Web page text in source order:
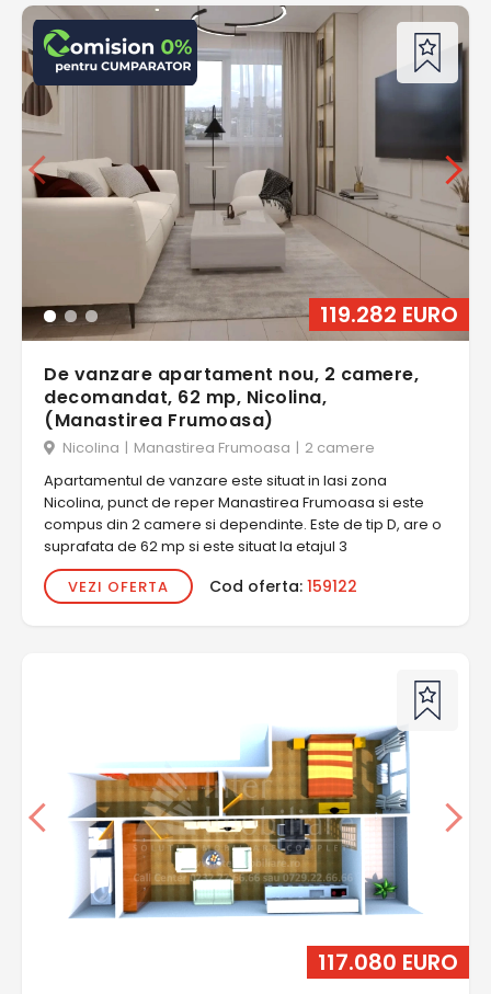
119.282 EURO
De vanzare apartament nou, 2 camere,
decomandat, 62 mp, Nicolina,
(Manastirea Frumoasa)
Nicolina | Manastirea Frumoasa | 2 camere
Apartamentul de vanzare este situat in Iasi zona
Nicolina, punct de reper Manastirea Frumoasa si este
compus din 2 camere si dependinte. Este de tip D, are o
suprafata de 62 mp si este situat la etajul 3
VEZI OFERTA
Cod oferta: 159122
117.080 EURO